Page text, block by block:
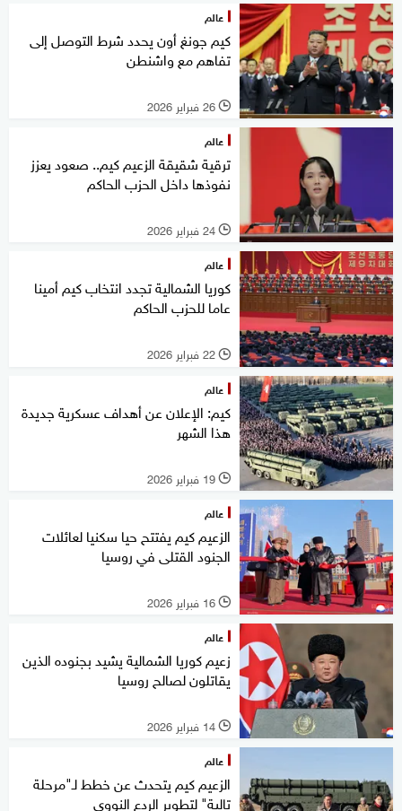
عالم
كيم جونغ أون يحدد شرط التوصل إلى
تفاهم مع واشنطن
l 26 فبراير 2026
عالم
ترقية شقيقة الزعيم كيم.. صعود يعزز
نفوذها داخل الحزب الحاكم
l 24 فبراير 2026
عالم
كوريا الشمالية تجدد انتخاب كيم أمينا
عاما للحزب الحاكم
l 22 فبراير 2026
عالم
كيم: الإعلان عن أهداف عسكرية جديدة
هذا الشهر
l 19 فبراير 2026
عالم
الزعيم كيم يفتتح حيا سكنيا لعائلات
الجنود القتلى في روسيا
l 16 فبراير 2026
عالم
زعيم كوريا الشمالية يشيد بجنوده الذين
يقاتلون لصالح روسيا
l 14 فبراير 2026
عالم
الزعيم كيم يتحدث عن خطط لـ"مرحلة
تالية" لتطوير الردع النووي